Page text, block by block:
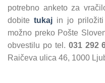
potrebno anketo za
dobitetukaj in jo
možno preko Pošte
obvestilu po tel. 031 292
Raičeva ulica 46, 1000